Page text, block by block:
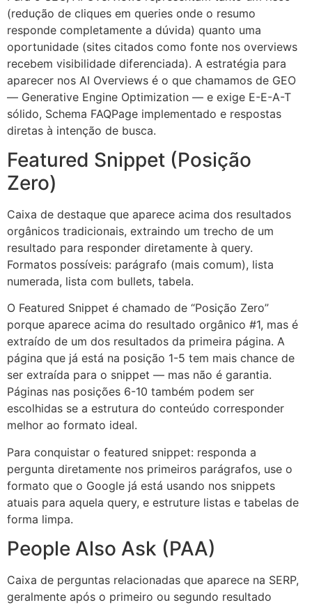
(redução de cliques em queries onde o resumo
responde completamente a dúvida) quanto uma
oportunidade (sites citados como fonte nos overviews
recebem visibilidade diferenciada). A estratégia para
aparecer nos AI Overviews é o que chamamos de GEO
— Generative Engine Optimization — e exige E-E-A-T
sólido, Schema FAQPage implementado e respostas
diretas à intenção de busca.
Featured Snippet (Posição
Zero)
Caixa de destaque que aparece acima dos resultados
orgânicos tradicionais, extraindo um trecho de um
resultado para responder diretamente à query.
Formatos possíveis: parágrafo (mais comum), lista
numerada, lista com bullets, tabela.
O Featured Snippet é chamado de “Posição Zero”
porque aparece acima do resultado orgânico #1, mas é
extraído de um dos resultados da primeira página. A
página que já está na posição 1-5 tem mais chance de
ser extraída para o snippet — mas não é garantia.
Páginas nas posições 6-10 também podem ser
escolhidas se a estrutura do conteúdo corresponder
melhor ao formato ideal.
Para conquistar o featured snippet: responda a
pergunta diretamente nos primeiros parágrafos, use o
formato que o Google já está usando nos snippets
atuais para aquela query, e estruture listas e tabelas de
forma limpa.
People Also Ask (PAA)
Caixa de perguntas relacionadas que aparece na SERP,
geralmente após o primeiro ou segundo resultado